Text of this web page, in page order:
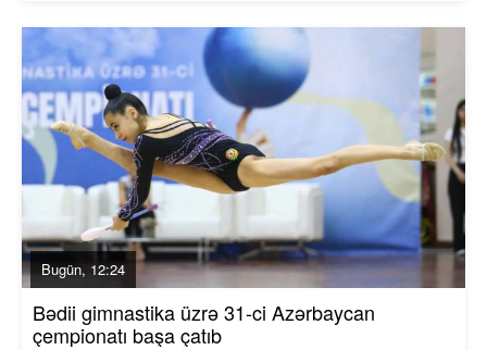
Bugün, 12:24
Bədii gimnastika üzrə 31-ci Azərbaycan
çempionatı başa çatıb